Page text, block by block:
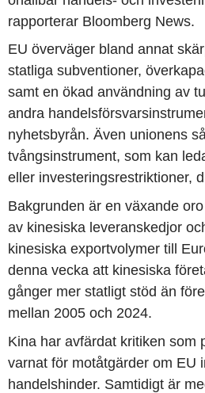
rapporterar Bloomberg News.
EU överväger bland annat
statliga subventioner,
samt en ökad användning av
andra
nyhetsbyrån. Även unionens
tvångsinstrument, som kan
eller investeringsrestriktioner,
Bakgrunden är en växande
av kinesiska leveranskedjor
kinesiska exportvolymer till
denna vecka att kinesiska
gånger mer statligt stöd än
mellan 2005 och 2024.
Kina har avfärdat kritiken som
varnat för motåtgärder om EU
handelshinder. Samtidigt är